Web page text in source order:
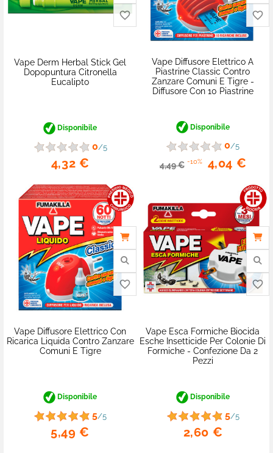
Vape Derm Herbal Stick Gel
Dopopuntura Citronella
Eucalipto
Disponibile
0/5
4,32 €
favorite_borderVape Diffusore Elettrico A
Piastrine Classic Contro
Zanzare Comuni E Tigre -
Diffusore Con 10 Piastrine
Disponibile
0/5
4,49 € -10% 4,04 €
Vape Diffusore Elettrico Con
Ricarica Liquida Contro Zanzare
Comuni E Tigre
Disponibile
5/5
5,49 €
Vape Esca Formiche Biocida
Esche Insetticide Per Colonie Di
Formiche - Confezione Da 2
Pezzi
Disponibile
5/5
2,60 €